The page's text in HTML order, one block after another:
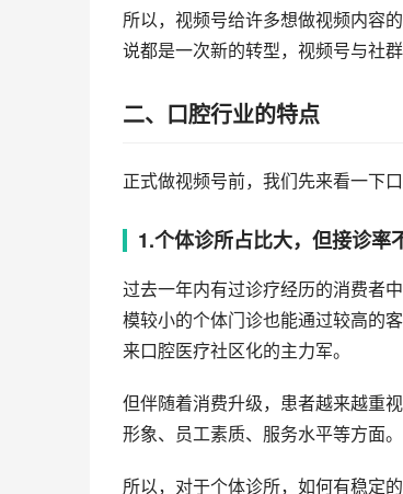
所以，视频号给许多想做视频内容
说都是一次新的转型，视频号与社
二、口腔行业的特点
正式做视频号前，我们先来看一下口
1.个体诊所占比大，但接诊率
过去一年内有过诊疗经历的消费者
模较小的个体门诊也能通过较高的
来口腔医疗社区化的主力军。
但伴随着消费升级，患者越来越重
形象、员工素质、服务水平等方面。
所以，对于个体诊所，如何有稳定